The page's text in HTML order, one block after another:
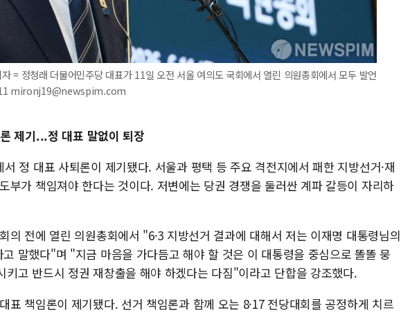
= 정청래 더불어민주당 대표가 11일 오전 서울 여의도 국회에서 열린 의원총회에서 모두 발언
mironj19@newspim.com
제기...정 대표 말없이 퇴장
정 대표 사퇴론이 제기됐다. 서울과 평택 등 주요 격전지에서 패한 지방선거·재
부가 책임져야 한다는 것이다. 저변에는 당권 경쟁을 둘러싼 계파 갈등이 자리하
의 전에 열린 의원총회에서 "6·3 지방선거 결과에 대해서 저는 이재명 대통령님의
말했다"며 "지금 마음을 가다듬고 해야 할 것은 이 대통령을 중심으로 똘똘 뭉
키고 반드시 정권 재창출을 해야 하겠다는 다짐"이라고 단합을 강조했다.
표 책임론이 제기됐다. 선거 책임론과 함께 오는 8·17 전당대회를 공정하게 치르